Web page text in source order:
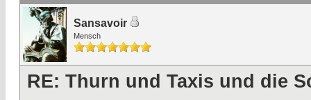
Sansavoir
Mensch
RE: Thurn und Taxis und die